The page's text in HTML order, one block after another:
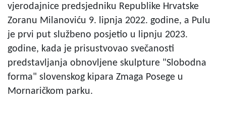
vjerodajnice predsjedniku Republike Hrvatske
Zoranu Milanoviću 9. lipnja 2022. godine, a Pulu
je prvi put službeno posjetio u lipnju 2023.
godine, kada je prisustvovao svečanosti
predstavljanja obnovljene skulpture "Slobodna
forma" slovenskog kipara Zmaga Posege u
Mornaričkom parku.